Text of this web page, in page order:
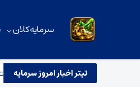
سرمایه کلان
تیتر اخبار امروز سرمایه
هنیه و تاثیر آن بر بازار آهن آلات